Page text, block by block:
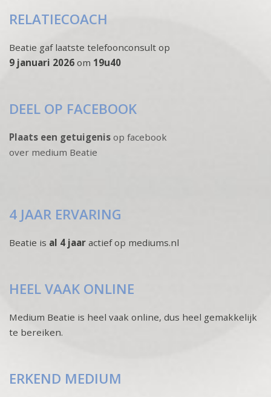
RELATIECOACH
Beatie gaf laatste telefoonconsult op
9 januari 2026 om 19u40
DEEL OP FACEBOOK
Plaats een getuigenis op facebook
over medium Beatie
4 JAAR ERVARING
Beatie is al 4 jaar actief op mediums.nl
HEEL VAAK ONLINE
Medium Beatie is heel vaak online, dus heel gemakkelijk
te bereiken.
ERKEND MEDIUM